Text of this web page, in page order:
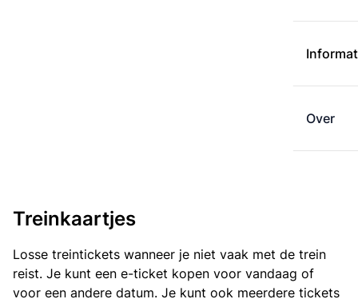
Over
Treinkaartjes
Losse treintickets wanneer je niet vaak met de trein
reist. Je kunt een e-ticket kopen voor vandaag of
voor een andere datum. Je kunt ook meerdere tickets